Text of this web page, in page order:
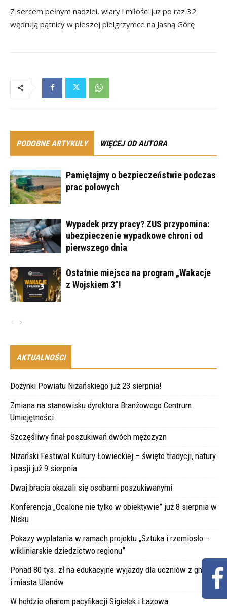
Z sercem pełnym nadziei, wiary i miłości już po raz 32
wędrują pątnicy w pieszej pielgrzymce na Jasną Górę
PODOBNE ARTYKUŁY WIĘCEJ OD AUTORA
Pamiętajmy o bezpieczeństwie podczas
prac polowych
Wypadek przy pracy? ZUS przypomina:
ubezpieczenie wypadkowe chroni od
pierwszego dnia
Ostatnie miejsca na program „Wakacje
z Wojskiem 3”!
AKTUALNOŚCI
Dożynki Powiatu Niżańskiego już 23 sierpnia!
Zmiana na stanowisku dyrektora Branżowego Centrum
Umiejętności
Szczęśliwy finał poszukiwań dwóch mężczyzn
Niżański Festiwal Kultury Łowieckiej – święto tradycji, natury
i pasji już 9 sierpnia
Dwaj bracia okazali się osobami poszukiwanymi
Konferencja „Ocalone nie tylko w obiektywie” już 8 sierpnia w
Nisku
Pokazy wyplatania w ramach projektu „Sztuka i rzemiosło –
wikliniarskie dziedzictwo regionu”
Ponad 80 tys. zł na edukacyjne wyjazdy dla uczniów z gminy
i miasta Ulanów
W hołdzie ofiarom pacyfikacji Sigiełek i Łazowa